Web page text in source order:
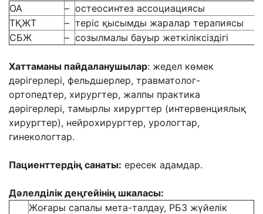
ОА
– остеосинтез ассоциациясы
ТҚЖТ
– теріс қысымды жаралар терапиясы
СБЖ
– созылмалы бауыр жеткіліксіздігі
Хаттаманы пайдаланушылар: жедел көмек
дәрігерлері, фельдшерлер, травматолог-
ортопедтер, хирургтер, жалпы практика
дәрігерлері, тамырлы хирургтер (интервенциялық
хирургтер), нейрохирургтер, урологтар,
гинекологтар.
Пациенттердің санаты: ересек адамдар.
Дәлелділік деңгейінің шкаласы:
Жоғары сапалы мета-талдау, РБЗ жүйелік